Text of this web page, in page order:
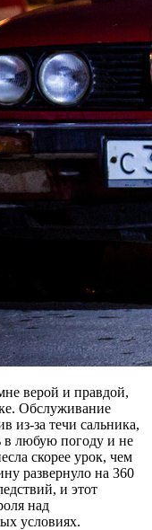
верой и правдой,
Обслуживание
из-за течи сальника,
в любую погоду и не
скорее урок, чем
развернуло на 360
и этот
над
условиях.